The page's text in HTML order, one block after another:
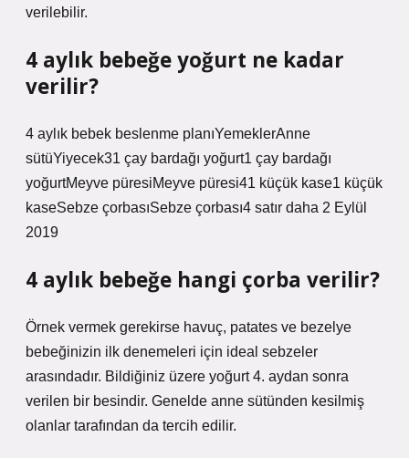
verilebilir.
4 aylık bebeğe yoğurt ne kadar
verilir?
4 aylık bebek beslenme planıYemeklerAnne
sütüYiyecek31 çay bardağı yoğurt1 çay bardağı
yoğurtMeyve püresiMeyve püresi41 küçük kase1 küçük
kaseSebze çorbasıSebze çorbası4 satır daha 2 Eylül
2019
4 aylık bebeğe hangi çorba verilir?
Örnek vermek gerekirse havuç, patates ve bezelye
bebeğinizin ilk denemeleri için ideal sebzeler
arasındadır. Bildiğiniz üzere yoğurt 4. aydan sonra
verilen bir besindir. Genelde anne sütünden kesilmiş
olanlar tarafından da tercih edilir.